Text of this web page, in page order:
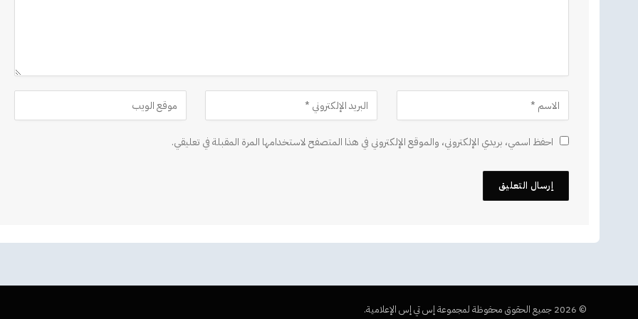
احفظ اسمي، بريدي الإلكتروني، والموقع الإلكتروني في هذا المتصفح لاستخدامها المرة المقبلة في تعليقي.
© 2026 جميع الحقوق محفوظة لمجموعة إس تي إس الإعلامية.